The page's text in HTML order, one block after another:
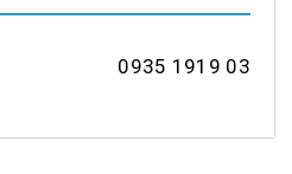
0935 1919 03